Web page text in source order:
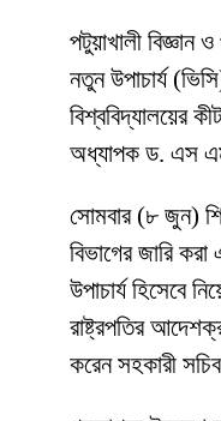
পটুয়াখালী বিজ্ঞান
নতুন উপাচার্য
বিশ্ববিদ্যালয়ের
অধ্যাপক ড. এস
সোমবার (৮ জুন)
বিভাগের জারি করা
উপাচার্য হিসেবে
রাষ্ট্রপতির
করেন সহকারী